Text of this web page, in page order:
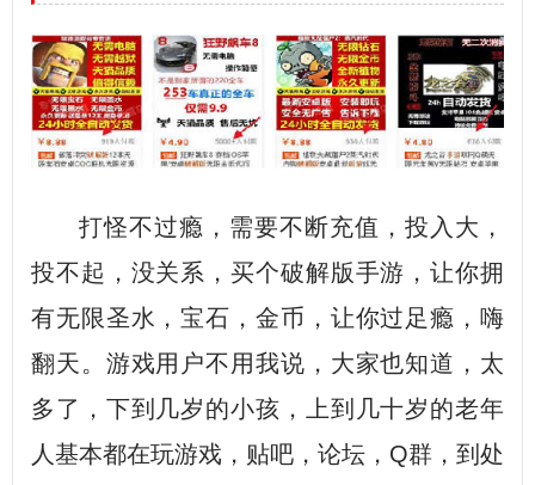
打怪不过瘾，需要不断充值，投入大，
投不起，没关系，买个破解版手游，让你拥
有无限圣水，宝石，金币，让你过足瘾，嗨
翻天。游戏用户不用我说，大家也知道，太
多了，下到几岁的小孩，上到几十岁的老年
人基本都在玩游戏，贴吧，论坛，Q群，到处